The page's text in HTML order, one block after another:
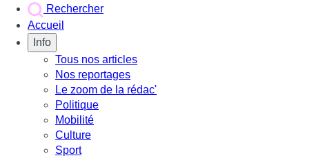
Rechercher
Accueil
Info
Tous nos articles
Nos reportages
Le zoom de la rédac'
Politique
Mobilité
Culture
Sport